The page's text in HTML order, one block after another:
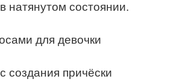
натянутом состоянии.
создания причёски